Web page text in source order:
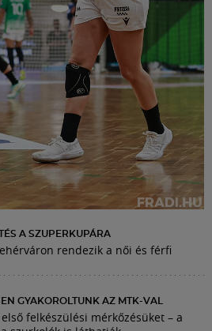
A SZUPERKUPÁRA
rendezik a női és férfi
GYAKOROLTUNK AZ MTK-VAL
felkészülési mérkőzésüket – a